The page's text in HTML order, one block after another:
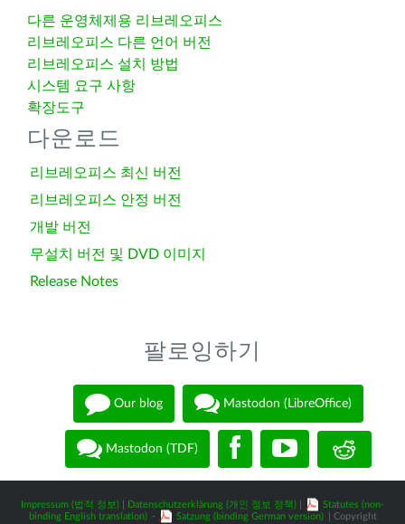
다른 운영체제용 리브레오피스
리브레오피스 다른 언어 버전
리브레오피스 설치 방법
시스템 요구 사항
확장도구
다운로드
리브레오피스 최신 버전
리브레오피스 안정 버전
개발 버전
무설치 버전 및 DVD 이미지
Release Notes
팔로잉하기
Our blog Mastodon (LibreOffice)
Mastodon (TDF)
Impressum (법적 정보) Datenschutzerklärung (개인 정보 정책)
Statutes (non-
binding English translation) - Satzung (binding German version)
| Copyright